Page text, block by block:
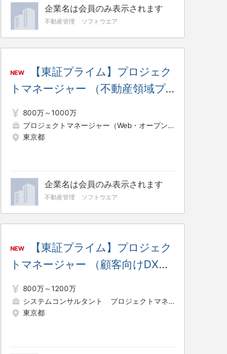
企業名は会員のみ表示されます
不動産管理 ソフトウエア
プロジェクトリーダー（Web・オープン系）
SE（Web・オープン系）
NEW
【東証プライム】プロジェク
トマネージャー （不動産領域プ
連続増収増益／年間休日日数125
日
800万～1000万
プロジェクトマネージャー（Web・オープン系）
東京都
企業名は会員のみ表示されます
不動産管理 ソフトウエア
NEW
【東証プライム】プロジェク
トマネージャー （顧客向けDXプ
130％／8期連続増収増益／年間
休日日数125日
800万～1200万
システムコンサルタント
プロジェクトマネージャー（Web・オープン系）
東京都